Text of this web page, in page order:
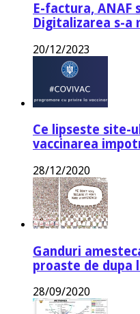
E-factura, ANAF
Digitalizarea s-a
20/12/2023
Ce lipseste site-
vaccinarea
28/12/2020
Ganduri
proaste de dupa
28/09/2020